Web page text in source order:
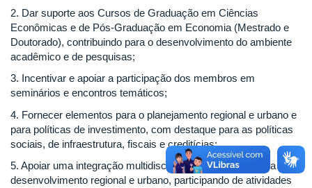
2. Dar suporte aos Cursos de Graduação em Ciências
Econômicas e de Pós-Graduação em Economia (Mestrado e
Doutorado), contribuindo para o desenvolvimento do ambiente
acadêmico e de pesquisas;
3. Incentivar e apoiar a participação dos membros em
seminários e encontros temáticos;
4. Fornecer elementos para o planejamento regional e urbano e
para políticas de investimento, com destaque para as políticas
sociais, de infraestrutura, fiscais e creditícias;
5. Apoiar uma integração multidisciplinar em torno do tema do
desenvolvimento regional e urbano, participando de atividades